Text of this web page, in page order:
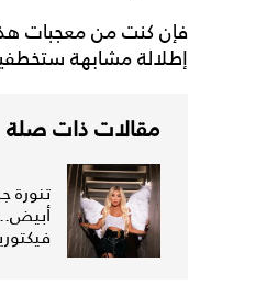
فإن كنت من معجبات
إطلالة مشابهة
مقالات ذات صلة
تنورة